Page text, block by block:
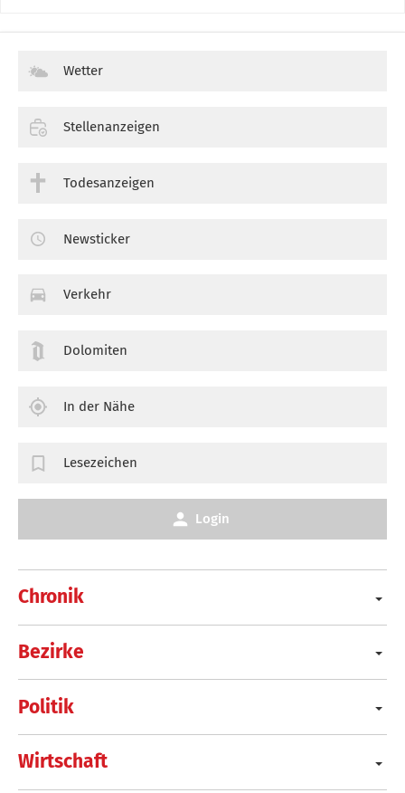
Chronik
Bezirke
Politik
Wirtschaft
Wetter
Stellenanzeigen
Todesanzeigen
Newsticker
Verkehr
Dolomiten
In der Nähe
Lesezeichen
Login